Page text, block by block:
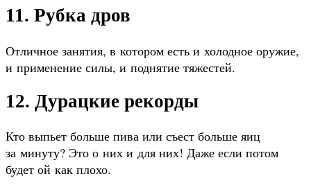
11. Рубка дров
Отличное занятия, в котором есть и холодное оружие,
и применение силы, и поднятие тяжестей.
12. Дурацкие рекорды
Кто выпьет больше пива или съест больше яиц
за минуту? Это о них и для них! Даже если потом
будет ой как плохо.